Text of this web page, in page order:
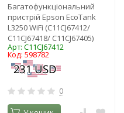
Багатофункціональний
пристрій Epson EcoTank
L3250 WiFi (C11CJ67412/
C11CJ67418/ C11CJ67405)
Арт: C11CJ67412
Код: 598782
0